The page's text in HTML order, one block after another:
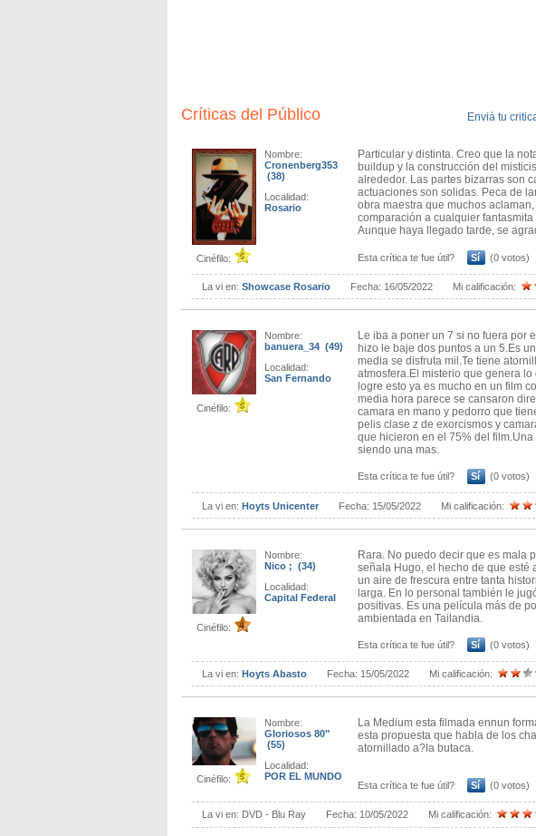
Enviá tu
Críticas del Público
Cinéfilo:
Nombre:
Cronenberg353
(38)
Localidad:
Rosario
Particular y distinta. Creo que la
buildup y la construcción del
alrededor. Las partes bizarras son
actuaciones son solidas. Peca de
obra maestra que muchos
comparación a cualquier
Aunque haya llegado tarde, se
Esta crítica te fue útil? Sí (0 votos)
La vi en:Showcase Rosario Fecha: 16/05/2022 Mi calificación:
Cinéfilo:
Nombre:
banuera_34 (49)
Localidad:
San Fernando
Le iba a poner un 7 si no fuera por
hizo le baje dos puntos a un 5.Es
media se disfruta mil.Te tiene
atmosfera.El misterio que genera
logre esto ya es mucho en un film
media hora parece se cansaron
camara en mano y pedorro que
pelis clase z de exorcismos y
que hicieron en el 75% del
siendo una mas.
Esta crítica te fue útil? Sí (0 votos)
La vi en:Hoyts Unicenter Fecha: 15/05/2022 Mi calificación:
Cinéfilo:
Nombre:
Nico ; (34)
Localidad:
Capital Federal
Rara. No puedo decir que es mala
señala Hugo, el hecho de que esté
un aire de frescura entre tanta
larga. En lo personal también le
positivas. Es una película más de
ambientada en Tailandia.
Esta crítica te fue útil? Sí (0 votos)
La vi en:Hoyts Abasto Fecha: 15/05/2022 Mi calificación:
Cinéfilo:
Nombre:
Gloriosos 80"
(55)
Localidad:
POR EL MUNDO
La Medium esta filmada ennun
esta propuesta que habla de los
atornillado a?la butaca.
Esta crítica te fue útil? Sí (0 votos)
La vi en: DVD - Blu Ray Fecha: 10/05/2022 Mi calificación: